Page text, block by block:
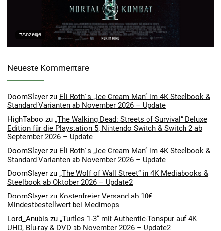
#Anzeige
Neueste Kommentare
DoomSlayer zu Eli Roth´s „Ice Cream Man“ im 4K Steelbook &
Standard Varianten ab November 2026 – Update
HighTaboo zu „The Walking Dead: Streets of Survival“ Deluxe
Edition für die Playstation 5, Nintendo Switch & Switch 2 ab
September 2026 – Update
DoomSlayer zu Eli Roth´s „Ice Cream Man“ im 4K Steelbook &
Standard Varianten ab November 2026 – Update
DoomSlayer zu „The Wolf of Wall Street“ in 4K Mediabooks &
Steelbook ab Oktober 2026 – Update2
DoomSlayer zu Kostenfreier Versand ab 10€
Mindestbestellwert bei Medimops
Lord_Anubis zu „Turtles 1-3“ mit Authentic-Tonspur auf 4K
UHD, Blu-ray & DVD ab November 2026 – Update2